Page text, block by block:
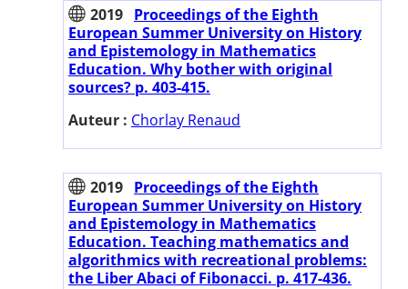
2019 Proceedings of the Eighth
European Summer University on History
and Epistemology in Mathematics
Education. Why bother with original
sources? p. 403-415.
Auteur : Chorlay Renaud
2019 Proceedings of the Eighth
European Summer University on History
and Epistemology in Mathematics
Education. Teaching mathematics and
algorithmics with recreational problems:
the Liber Abaci of Fibonacci. p. 417-436.